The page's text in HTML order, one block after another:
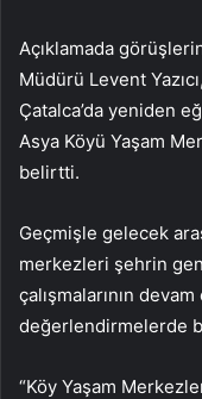
Açıklamada
Müdürü Levent
Çatalca’da yeniden
Asya Köyü Yaşam
belirtti.
Geçmişle gelecek
merkezleri şehrin
çalışmalarının
değerlendirmelerde
“Köy Yaşam